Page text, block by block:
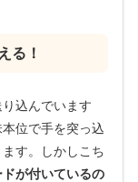
る！
込んでいます
位で手を突っ込
す。しかしこち
が付いているの